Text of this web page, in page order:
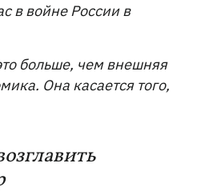
в войне России в
больше, чем внешняя
Она касается того,